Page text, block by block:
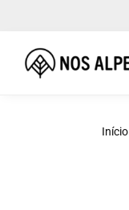
Início